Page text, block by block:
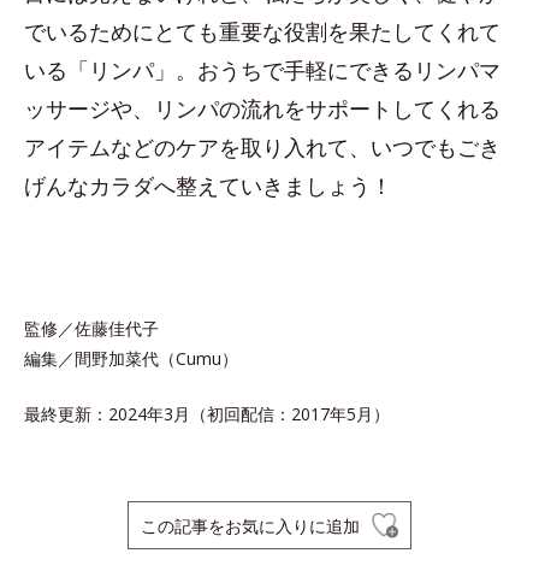
でいるためにとても重要な役割を果たしてくれて
いる「リンパ」。おうちで手軽にできるリンパマ
ッサージや、リンパの流れをサポートしてくれる
アイテムなどのケアを取り入れて、いつでもごき
げんなカラダへ整えていきましょう！
監修／佐藤佳代子
編集／間野加菜代（Cumu）
最終更新：2024年3月（初回配信：2017年5月）
この記事をお気に入りに追加